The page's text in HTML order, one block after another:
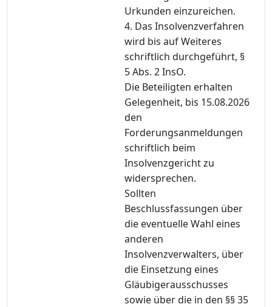
Urkunden einzureichen.
4. Das Insolvenzverfahren
wird bis auf Weiteres
schriftlich durchgeführt, §
5 Abs. 2 InsO.
Die Beteiligten erhalten
Gelegenheit, bis 15.08.2026
den
Forderungsanmeldungen
schriftlich beim
Insolvenzgericht zu
widersprechen.
Sollten
Beschlussfassungen über
die eventuelle Wahl eines
anderen
Insolvenzverwalters, über
die Einsetzung eines
Gläubigerausschusses
sowie über die in den §§ 35